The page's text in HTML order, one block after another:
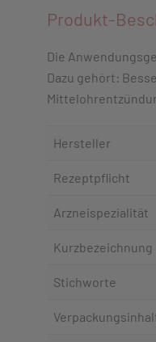
Produkt-
Die
Dazu gehört:
Hersteller
Rezeptpflicht
Arzneispezialität
Kurzbezeichnung
Stichworte